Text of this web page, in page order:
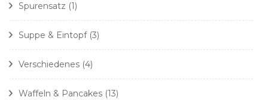
Spurensatz (1)
Suppe & Eintopf(3)
Verschiedenes (4)
Waffeln & Pancakes (13)